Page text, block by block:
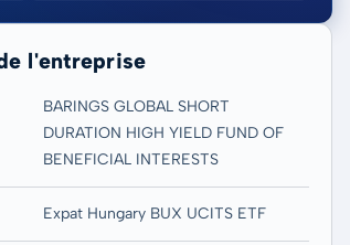
%
l'entreprise
BARINGS GLOBAL SHORT
DURATION HIGH YIELD FUND OF
BENEFICIAL INTERESTS
Expat Hungary BUX UCITS ETF